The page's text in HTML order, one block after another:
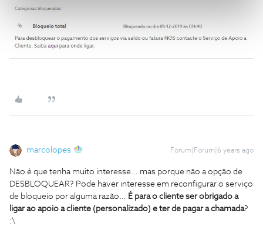
marcolopes Forum|Forum|6 years ago
Não é que tenha muito interesse… mas porque não a opção de
DESBLOQUEAR? Pode haver interesse em reconfigurar o serviço
de bloqueio por alguma razão… É para o cliente ser obrigado a
ligar ao apoio a cliente (personalizado) e ter de pagar a chamada?
:\